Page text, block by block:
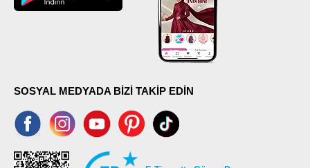
SOSYAL MEDYADA BİZİ TAKİP EDİN